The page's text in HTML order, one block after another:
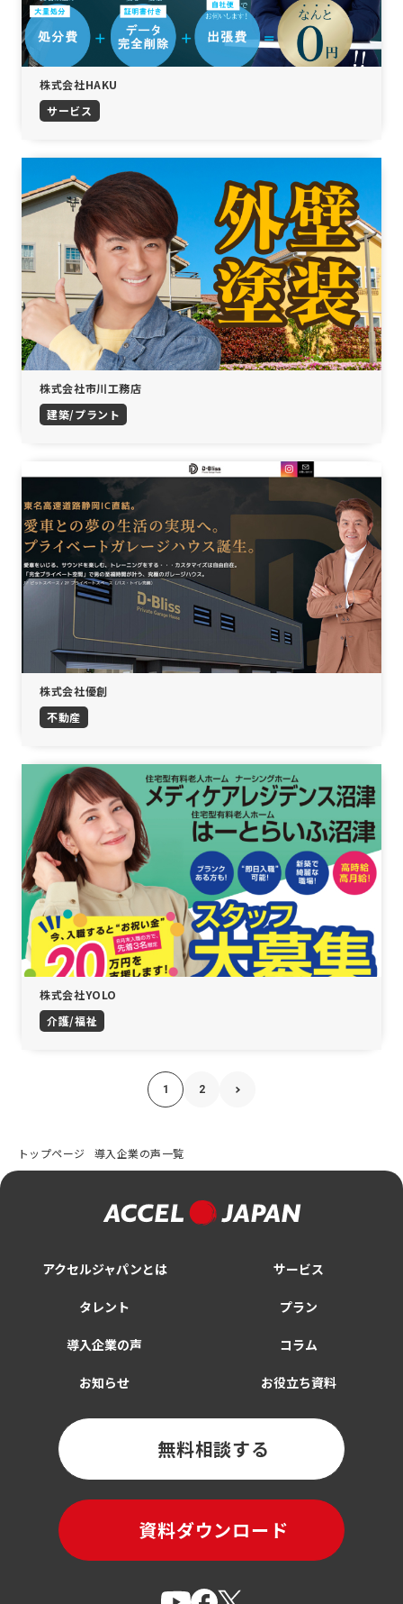
株式会社HAKU
サービス
株式会社市川工務店
建築/プラント
株式会社優創
不動産
株式会社YOLO
介護/福祉
1 2
トップページ 導入企業の声一覧
アクセルジャパンとは サービス
タレント プラン
導入企業の声 コラム
お知らせ お役立ち資料
無料相談する
資料ダウンロード